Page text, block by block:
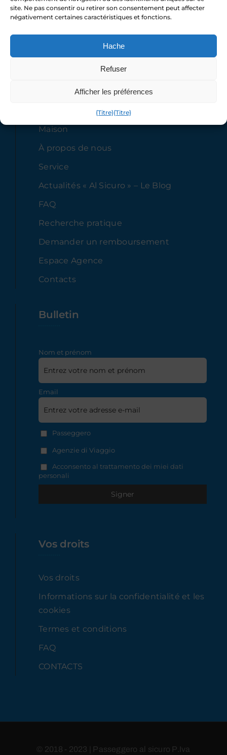
site. Ne pas consentir ou retirer son consentement peut affecter
négativement certaines caractéristiques et fonctions.
Hache
Refuser
Afficher les préférences
{Titre}{Titre}
info@passeggeroalsicuro.it
(+39) 342 188 2653
Notre compagnie
Maison
À propos de nous
Service
Actualités « Al Sicuro » – Le Blog
FAQ
Recherche pratique
Demander un remboursement
Espace Agence
Contacts
Bulletin
Nom et prénom
Email
Passeggero
Agenzie di Viaggio
Acconsento al trattamento dei miei dati
personali
Vos droits
Vos droits
Informations sur la confidentialité et les
cookies
Termes et conditions
FAQ
CONTACTS
© 2018 - 2023 | Passeggero al sicuro P.Iva